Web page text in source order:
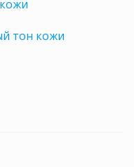
тон кожи